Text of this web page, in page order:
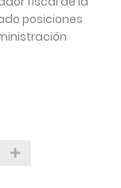
posiciones